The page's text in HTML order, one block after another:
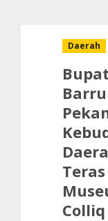
Daerah
Teras